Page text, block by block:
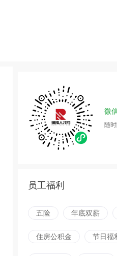
微
随
员工福利
五险 年底双薪
住房公积金 节日福